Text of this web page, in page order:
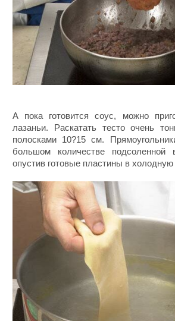
А пока готовится соус, можно
лазаньи. Раскатать тесто очень
полосками 10?15 см.
большом количестве
опустив готовые пластины в холодную